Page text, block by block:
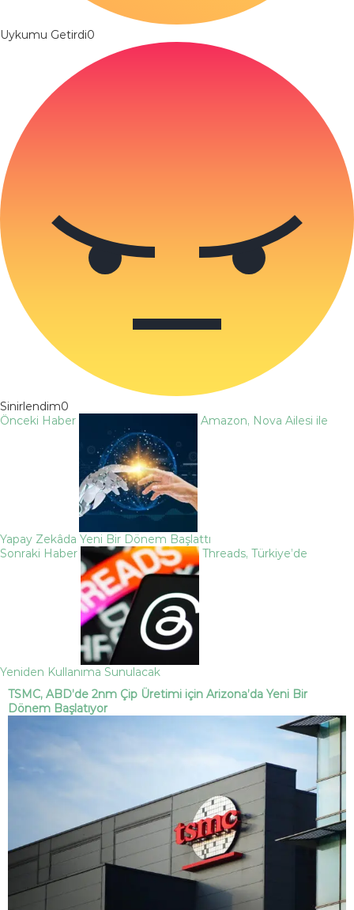
Uykumu Getirdi0
Sinirlendim0
Önceki Haber
Amazon, Nova Ailesi ile
Yapay Zekâda Yeni Bir Dönem Başlattı
Sonraki Haber
Threads, Türkiye’de
Yeniden Kullanıma Sunulacak
TSMC, ABD’de 2nm Çip Üretimi için Arizona’da Yeni Bir
Dönem Başlatıyor